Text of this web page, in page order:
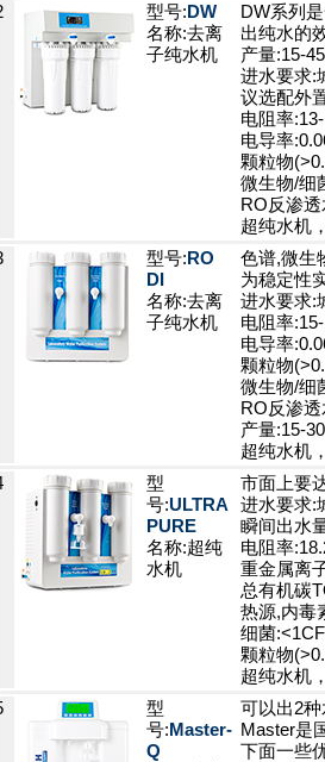
型号: DW
名称:去离
子纯水机
DW系列
出纯水的
产量:15-
进水要求:
议选配外
电阻率
电导率
颗粒物
微生物/细
RO反渗
超纯水机
型号: RO
DI
名称:去离
子纯水机
色谱,微生
为稳定性
进水要求:
电阻率
电导率
颗粒物
微生物/细
RO反渗
产量:15-
超纯水机
型
号:ULTRA
PURE
名称:超纯
水机
市面上要
进水要求:
瞬间出水
电阻率
重金属离
总有机碳
热源,内毒
细菌
颗粒物
超纯水机
型
号:Master-
Q
可以出2
Master是
下面一些